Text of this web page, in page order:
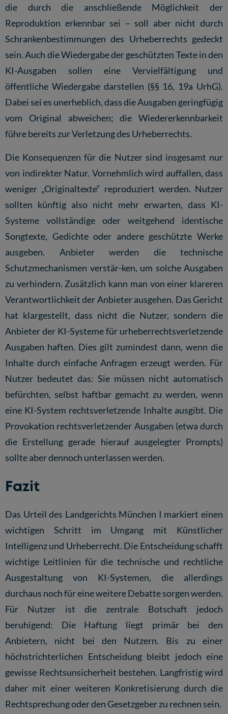
die durch die anschließende Möglichkeit der
Reproduktion erkennbar sei – soll aber nicht durch
Schrankenbestimmungen des Urheberrechts gedeckt
sein. Auch die Wiedergabe der geschützten Texte in den
KI-Ausgaben sollen eine Vervielfältigung und
öffentliche Wiedergabe darstellen (§§ 16, 19a UrhG).
Dabei sei es unerheblich, dass die Ausgaben geringfügig
vom Original abweichen; die Wiedererkennbarkeit
führe bereits zur Verletzung des Urheberrechts.
Die Konsequenzen für die Nutzer sind insgesamt nur
von indirekter Natur. Vornehmlich wird auffallen, dass
weniger „Originaltexte“ reproduziert werden. Nutzer
sollten künftig also nicht mehr erwarten, dass KI-
Systeme vollständige oder weitgehend identische
Songtexte, Gedichte oder andere geschützte Werke
ausgeben. Anbieter werden die technische
Schutzmechanismen verstär-ken, um solche Ausgaben
zu verhindern. Zusätzlich kann man von einer klareren
Verantwortlichkeit der Anbieter ausgehen. Das Gericht
hat klargestellt, dass nicht die Nutzer, sondern die
Anbieter der KI-Systeme für urheberrechtsverletzende
Ausgaben haften. Dies gilt zumindest dann, wenn die
Inhalte durch einfache Anfragen erzeugt werden. Für
Nutzer bedeutet das: Sie müssen nicht automatisch
befürchten, selbst haftbar gemacht zu werden, wenn
eine KI-System rechtsverletzende Inhalte ausgibt. Die
Provokation rechtsverletzender Ausgaben (etwa durch
die Erstellung gerade hierauf ausgelegter Prompts)
sollte aber dennoch unterlassen werden.
Fazit
Das Urteil des Landgerichts München I markiert einen
wichtigen Schritt im Umgang mit Künstlicher
Intelligenz und Urheberrecht. Die Entscheidung schafft
wichtige Leitlinien für die technische und rechtliche
Ausgestaltung von KI-Systemen, die allerdings
durchaus noch für eine weitere Debatte sorgen werden.
Für Nutzer ist die zentrale Botschaft jedoch
beruhigend: Die Haftung liegt primär bei den
Anbietern, nicht bei den Nutzern. Bis zu einer
höchstrichterlichen Entscheidung bleibt jedoch eine
gewisse Rechtsunsicherheit bestehen. Langfristig wird
daher mit einer weiteren Konkretisierung durch die
Rechtsprechung oder den Gesetzgeber zu rechnen sein.